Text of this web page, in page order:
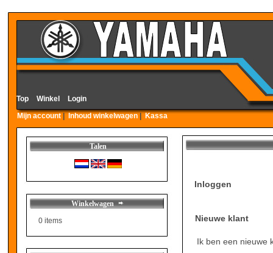
Top Winkel
Login
Mijn account
Inhoud winkelwagen Kassa
Talen
Winkelwagen
0 items
Inloggen
Nieuwe klant
Ik ben een nieuwe